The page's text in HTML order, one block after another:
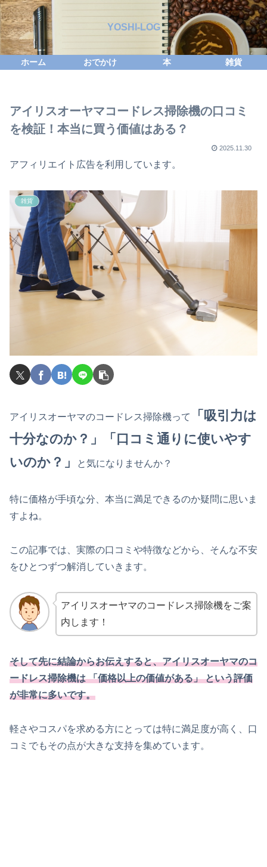
YOSHI-LOG
ホーム おでかけ 本 雑貨
アイリスオーヤマコードレス掃除機の口コミ
を検証！本当に買う価値はある？
2025.11.30
アフィリエイト広告を利用しています。
雑貨
アイリスオーヤマのコードレス掃除機って
「吸引力は
十分なのか？」「口コミ通りに使いやす
いのか？」
と気になりませんか？
特に価格が手頃な分、本当に満足できるのか疑問に思いま
すよね。
この記事では、実際の口コミや特徴などから、そんな不安
をひとつずつ解消していきます。
アイリスオーヤマのコードレス掃除機をご案
内します！
そして先に結論からお伝えすると、アイリスオーヤマのコ
ードレス掃除機は 「価格以上の価値がある」 という評価
が非常に多いです。
軽さやコスパを求める方にとっては特に満足度が高く、口
コミでもその点が大きな支持を集めています。